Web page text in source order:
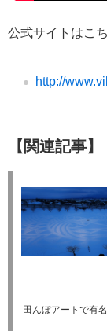
公式サイトはこち
http://
【関連記事】
田んぼアートで有